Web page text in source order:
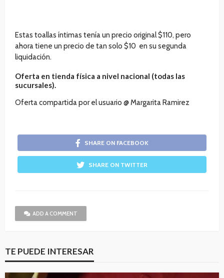
Estas toallas íntimas tenía un precio original $110, pero
ahora tiene un precio de tan solo $10 en su segunda
liquidación.
Oferta en tienda física a nivel nacional (todas las
sucursales).
Oferta compartida por el usuario @ Margarita Ramirez
SHARE ON FACEBOOK
SHARE ON TWITTER
ADD A COMMENT
TE PUEDE INTERESAR